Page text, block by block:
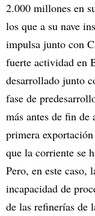
2.000 millones en
los que a su nave
impulsa junto con
fuerte actividad en
desarrollado junto
fase de
más antes de fin
primera
que la corriente se
Pero, en este caso,
incapacidad de
de las refinerías de